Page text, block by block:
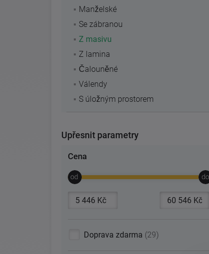
Manželské
Se zábranou
Z masivu
Z lamina
Čalouněné
Válendy
S úložným prostorem
Upřesnit parametry
Cena
Doprava zdarma 29